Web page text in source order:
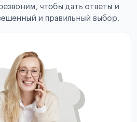
чтобы дать ответы и
и правильный выбор.